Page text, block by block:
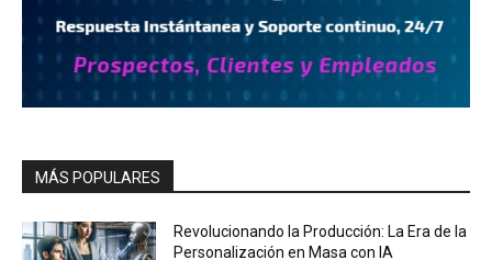
MÁS POPULARES
Revolucionando la Producción: La Era de la
Personalización en Masa con IA